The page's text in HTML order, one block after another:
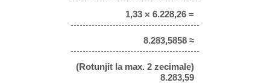
1,33 × 6.228,26 =
8.283,5858 ≈
(Rotunjit la max. 2 zecimale)
8.283,59